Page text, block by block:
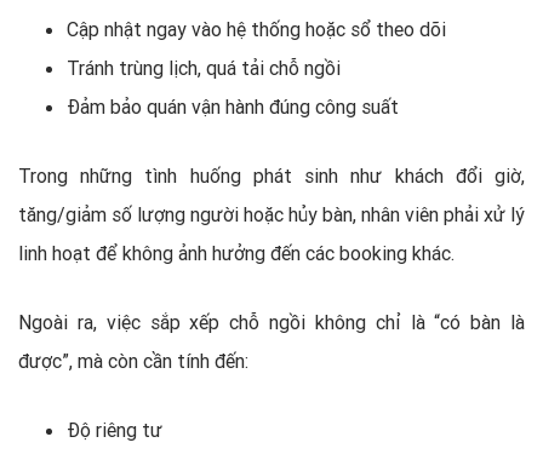
Cập nhật ngay vào hệ thống hoặc sổ theo dõi
Tránh trùng lịch, quá tải chỗ ngồi
Đảm bảo quán vận hành đúng công suất
Trong những tình huống phát sinh như khách đổi giờ,
tăng/giảm số lượng người hoặc hủy bàn, nhân viên phải xử lý
linh hoạt để không ảnh hưởng đến các booking khác.
Ngoài ra, việc sắp xếp chỗ ngồi không chỉ là “có bàn là
được”, mà còn cần tính đến:
Độ riêng tư